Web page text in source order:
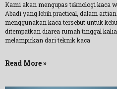
Kami akan mengupas teknologi kaca
Abadi yang lebih practical, dalam
menggunakan kaca tersebut untuk
ditempatkan diarea rumah tinggal
melampirkan dari teknik kaca
Read More »